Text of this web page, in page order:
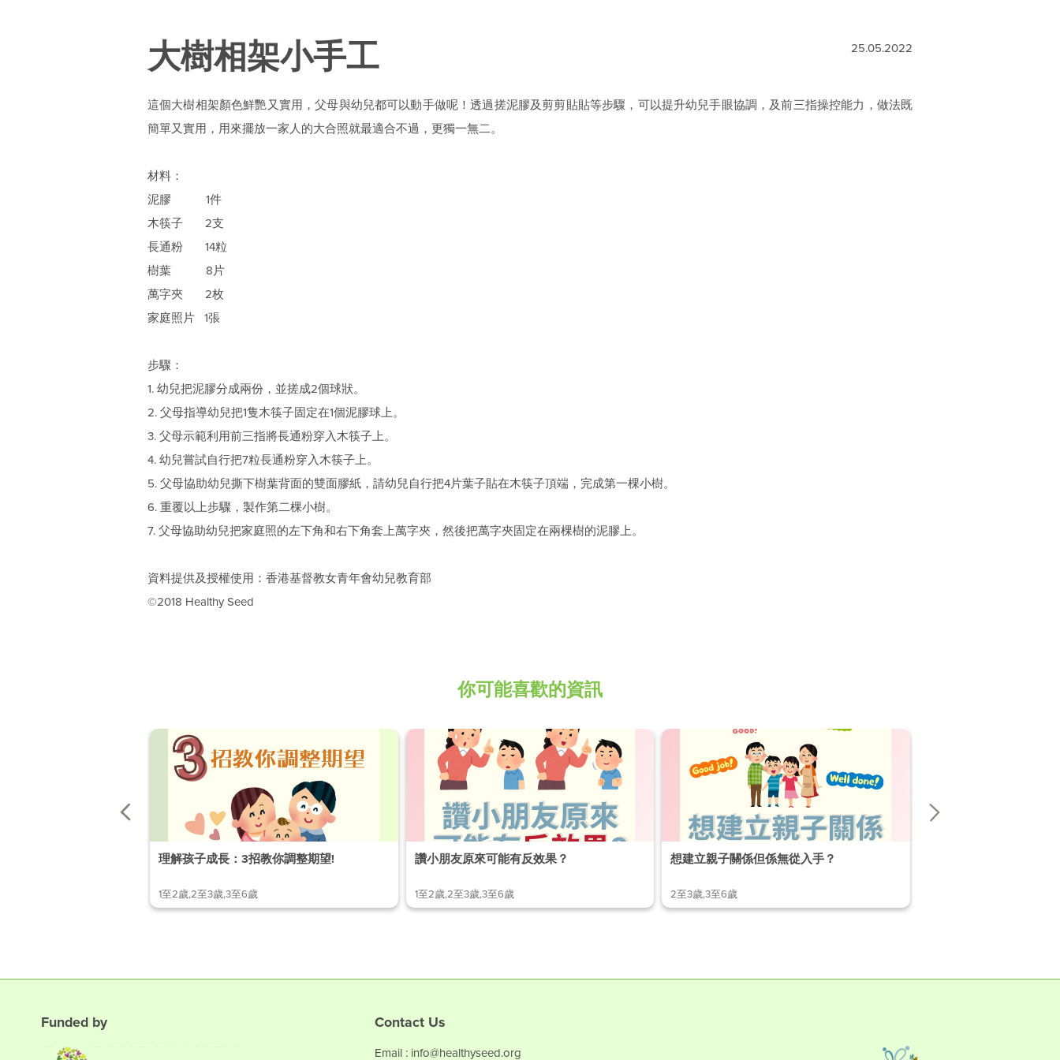
大樹相架小手工 25.05.2022
這個大樹相架顏色鮮艷又實用，父母與幼兒都可以動手做呢！透過搓泥膠及剪剪貼貼等步驟，可以提升幼兒手眼協調，及前三指操控能力，做法既
簡單又實用，用來擺放一家人的大合照就最適合不過，更獨一無二。
材料：
泥膠 1件
木筷子 2支
長通粉 14粒
樹葉 8片
萬字夾 2枚
家庭照片 1張
步驟：
1. 幼兒把泥膠分成兩份，並搓成2個球狀。
2. 父母指導幼兒把1隻木筷子固定在1個泥膠球上。
3. 父母示範利用前三指將長通粉穿入木筷子上。
4. 幼兒嘗試自行把7粒長通粉穿入木筷子上。
5. 父母協助幼兒撕下樹葉背面的雙面膠紙，請幼兒自行把4片葉子貼在木筷子頂端，完成第一棵小樹。
6. 重覆以上步驟，製作第二棵小樹。
7. 父母協助幼兒把家庭照的左下角和右下角套上萬字夾，然後把萬字夾固定在兩棵樹的泥膠上。
資料提供及授權使用：香港基督教女青年會幼兒教育部
©2018 Healthy Seed
你可能喜歡的資訊
理解孩子成長：3招教你調整期望!
1至2歲,2至3歲,3至6歲
讚小朋友原來可能有反效果？
1至2歲,2至3歲,3至6歲
想建立親子關係但係無從入手？
2至3歲,3至6歲
Funded by Contact Us
Email : info@healthyseed.org